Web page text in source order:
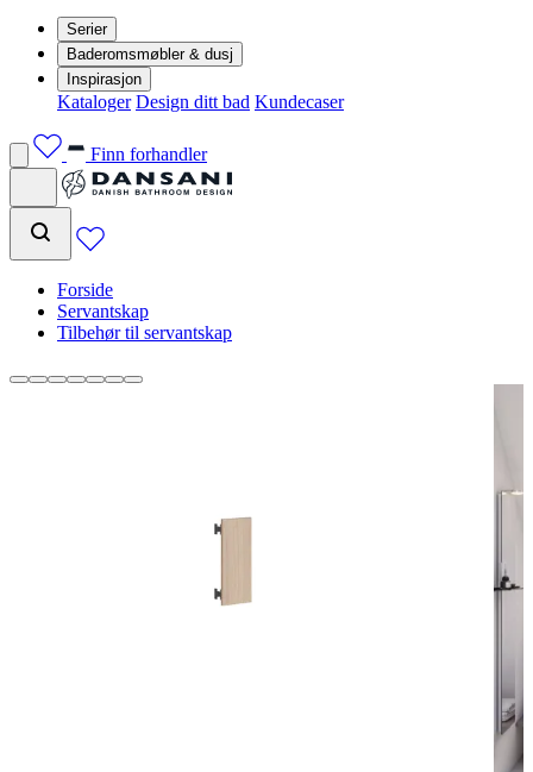
Serier
Baderomsmøbler & dusj
Inspirasjon
Kataloger Design ditt bad Kundecaser
Finn forhandler
Forside
Servantskap
Tilbehør til servantskap